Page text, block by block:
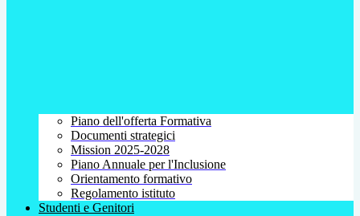
Piano dell'offerta Formativa
Documenti strategici
Mission 2025-2028
Piano Annuale per l'Inclusione
Orientamento formativo
Regolamento istituto
Studenti e Genitori